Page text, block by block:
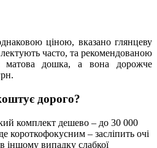
ціною, вказано глянцеву
часто, та рекомендованою
матова дошка, а вона дорожче
дорого?
комплект дешево – до 30 000
короткофокусним – засліпить очі
іншому випадку слабкої